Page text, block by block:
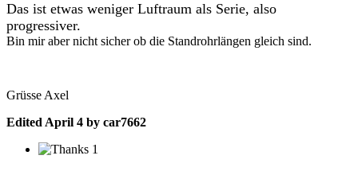
Das ist etwas weniger Luftraum als Serie, also
progressiver.
Bin mir aber nicht sicher ob die Standrohrlängen gleich sind.
Grüsse Axel
EditedApril 4 by car7662
1